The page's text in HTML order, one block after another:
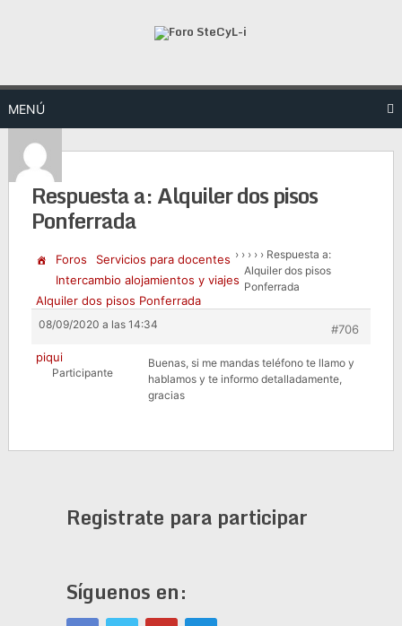
MENÚ
Respuesta a: Alquiler dos pisos
Ponferrada
›
Foros ›
Servicios para docentes ›
Intercambio alojamientos y viajes
›
Alquiler dos pisos Ponferrada
› Respuesta a:
Alquiler dos pisos
Ponferrada
08/09/2020 a las 14:34
#706
piqui
Participante
Buenas, si me mandas teléfono te llamo y
hablamos y te informo detalladamente,
gracias
Registrate para participar
Síguenos en: